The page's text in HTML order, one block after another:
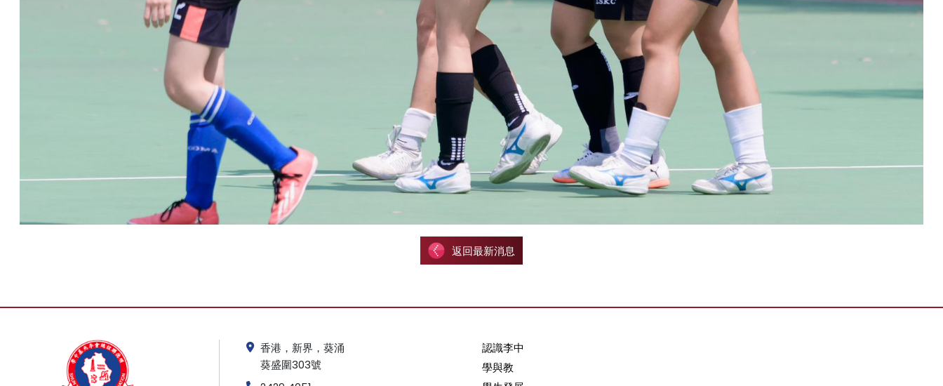
返回最新消息
香港，新界，葵涌
葵盛圍303號
認識李中
學與教